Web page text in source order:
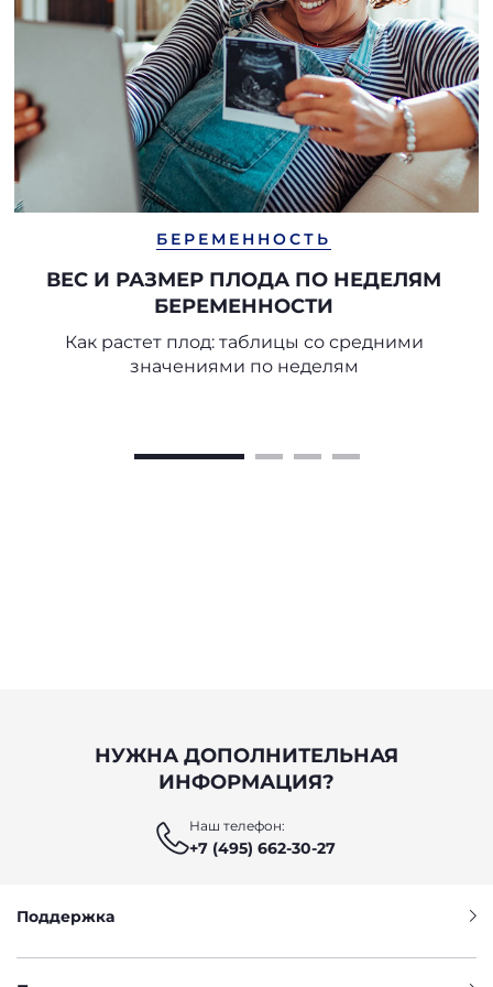
БЕРЕМЕННОСТЬ
ВЕС И РАЗМЕР ПЛОДА ПО НЕДЕЛЯМ
БЕРЕМЕННОСТИ
Как растет плод: таблицы со средними
значениями по неделям
НУЖНА ДОПОЛНИТЕЛЬНАЯ
ИНФОРМАЦИЯ?
Наш телефон:
+7 (495) 662-30-27
Поддержка